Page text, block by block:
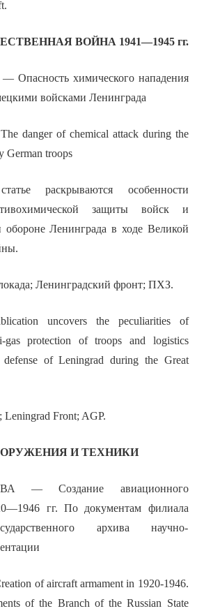
ВОЙНА 1941—1945 гг.
химического нападения
войсками Ленинграда
danger of chemical attack during the
German troops
раскрываются особенности
защиты войск и
обороне Ленинграда в ходе Великой
Ленинградский фронт; ПХЗ.
uncovers the peculiarities of
gas protection of troops and logistics
of Leningrad during the Great
Leningrad Front; AGP.
И ТЕХНИКИ
— Создание авиационного
гг. По документам филиала
архива научно-
of aircraft armament in 1920-1946.
of the Branch of the Russian State